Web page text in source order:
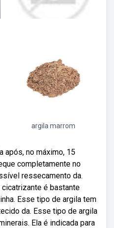
argila marrom
após, no máximo, 15
completamente no
ressecamento da.
é bastante
Esse tipo de argila tem
da. Esse tipo de argila
Ela é indicada para